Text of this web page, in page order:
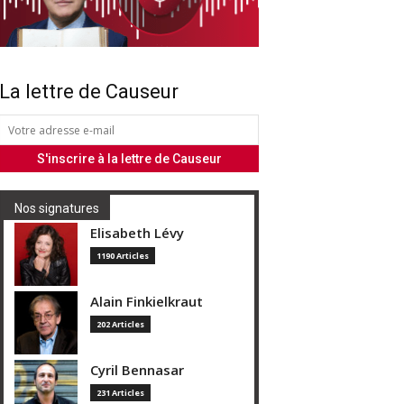
La lettre de Causeur
Nos signatures
Elisabeth Lévy
1190 Articles
Alain Finkielkraut
202 Articles
Cyril Bennasar
231 Articles